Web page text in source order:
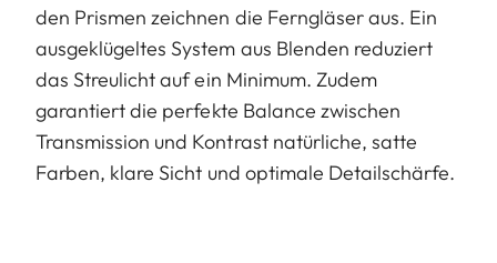
den Prismen zeichnen die Ferngläser aus. Ein
ausgeklügeltes System aus Blenden reduziert
das Streulicht auf ein Minimum. Zudem
garantiert die perfekte Balance zwischen
Transmission und Kontrast natürliche, satte
Farben, klare Sicht und optimale Detailschärfe.